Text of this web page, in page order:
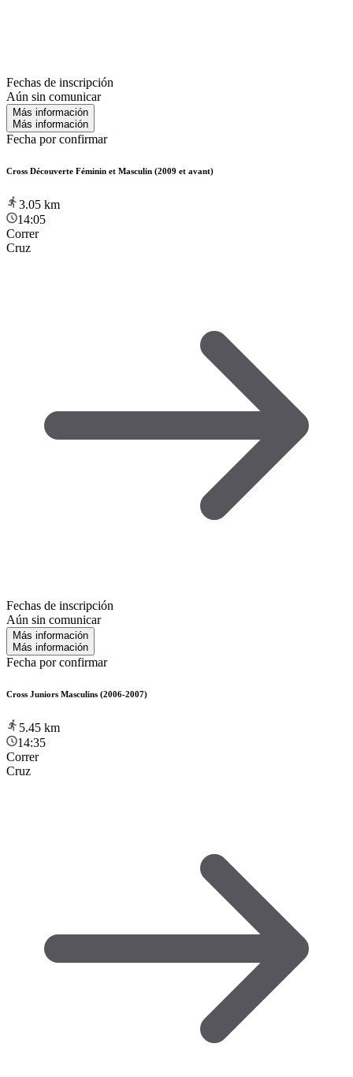
Fechas de inscripción
Aún sin comunicar
Más información
Más información
Fecha por confirmar
Cross Découverte Féminin et Masculin (2009 et avant)
3.05 km
14:05
Correr
Cruz
Fechas de inscripción
Aún sin comunicar
Más información
Más información
Fecha por confirmar
Cross Juniors Masculins (2006-2007)
5.45 km
14:35
Correr
Cruz